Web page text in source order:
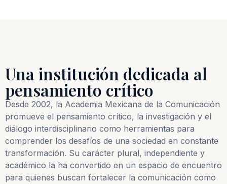
Una institución dedicada al
pensamiento crítico
Desde 2002, la Academia Mexicana de la Comunicación
promueve el pensamiento crítico, la investigación y el
diálogo interdisciplinario como herramientas para
comprender los desafíos de una sociedad en constante
transformación. Su carácter plural, independiente y
académico la ha convertido en un espacio de encuentro
para quienes buscan fortalecer la comunicación como